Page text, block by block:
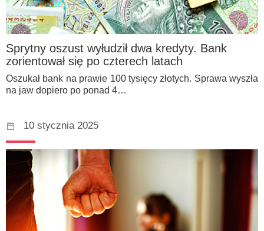
Sprytny oszust wyłudził dwa kredyty. Bank
zorientował się po czterech latach
Oszukał bank na prawie 100 tysięcy złotych. Sprawa wyszła
na jaw dopiero po ponad 4…
10 stycznia 2025